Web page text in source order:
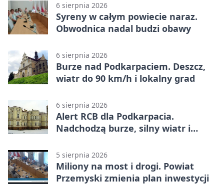
6 sierpnia 2026
Syreny w całym powiecie naraz.
Obwodnica nadal budzi obawy
6 sierpnia 2026
Burze nad Podkarpaciem. Deszcz,
wiatr do 90 km/h i lokalny grad
6 sierpnia 2026
Alert RCB dla Podkarpacia.
Nadchodzą burze, silny wiatr i
5 sierpnia 2026
Miliony na most i drogi. Powiat
Przemyski zmienia plan inwestycji